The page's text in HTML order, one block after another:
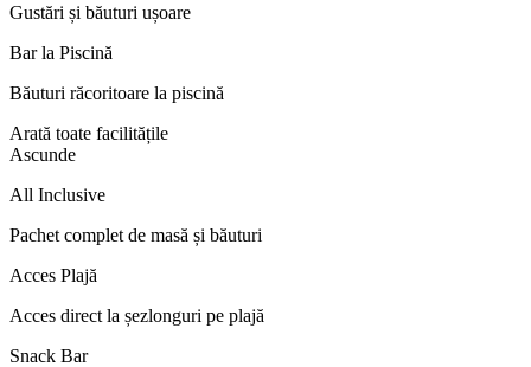
Gustări și băuturi ușoare
Bar la Piscină
Băuturi răcoritoare la piscină
Arată toate facilitățile
Ascunde
All Inclusive
Pachet complet de masă și băuturi
Acces Plajă
Acces direct la șezlonguri pe plajă
Snack Bar